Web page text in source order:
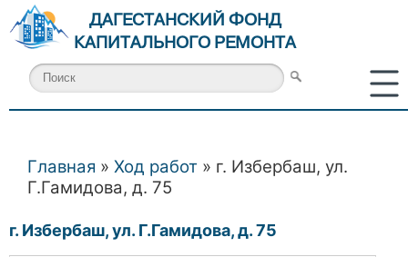
ДАГЕСТАНСКИЙ ФОНД
КАПИТАЛЬНОГО РЕМОНТА
Вы здесь
Главная » Ход работ » г. Избербаш, ул.
Г.Гамидова, д. 75
г. Избербаш, ул. Г.Гамидова, д. 75